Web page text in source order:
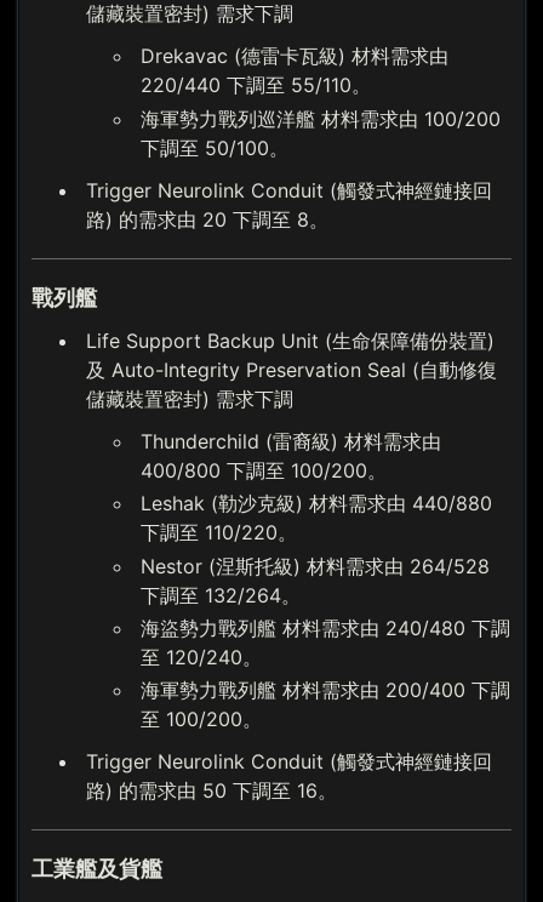
儲藏裝置密封) 需求下調
Drekavac (德雷卡瓦級) 材料需求由
220/440 下調至 55/110。
海軍勢力戰列巡洋艦 材料需求由 100/200
下調至 50/100。
Trigger Neurolink Conduit (觸發式神經鏈接回
路) 的需求由 20 下調至 8。
戰列艦
Life Support Backup Unit (生命保障備份裝置)
及 Auto-Integrity Preservation Seal (自動修復
儲藏裝置密封) 需求下調
Thunderchild (雷裔級) 材料需求由
400/800 下調至 100/200。
Leshak (勒沙克級) 材料需求由 440/880
下調至 110/220。
Nestor (涅斯托級) 材料需求由 264/528
下調至 132/264。
海盜勢力戰列艦 材料需求由 240/480 下調
至 120/240。
海軍勢力戰列艦 材料需求由 200/400 下調
至 100/200。
Trigger Neurolink Conduit (觸發式神經鏈接回
路) 的需求由 50 下調至 16。
工業艦及貨艦